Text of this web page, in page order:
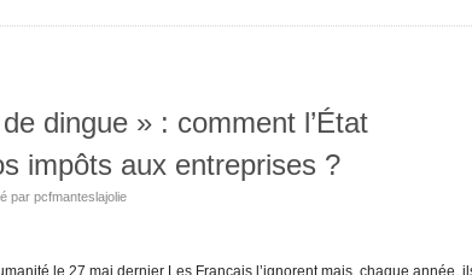
dingue » : comment l’État
impôts aux entreprises ?
par pcfmanteslajolie
le 27 mai dernier Les Français l’ignorent mais, chaque année,